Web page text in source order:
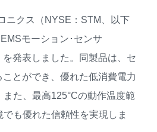
ニクス（NYSE：STM、以下
モーション･センサ
を発表しました。同製品は、セ
とができ、優れた低消費電力
た、最高125°Cの動作温度範
も優れた信頼性を実現しま